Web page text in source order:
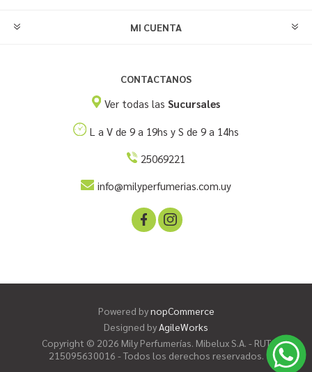
MI CUENTA
CONTACTANOS
Ver todas lasSucursales
L a V de 9 a 19hs y S de 9 a 14hs
25069221
info@milyperfumerias.com.uy
Powered bynopCommerce
Designed byAgileWorks
Copyright © 2026 Mily Perfumerías. Mibelux S.A. - RUT
215095630016 - Todos los derechos reservados.